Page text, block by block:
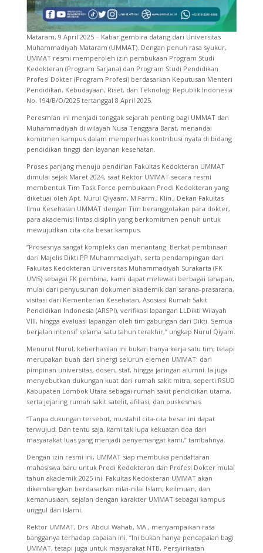
Mataram, 9 April 2025 – Kabar gembira datang dari Universitas
Muhammadiyah Mataram (UMMAT). Dengan penuh rasa syukur,
UMMAT resmi memperoleh izin pembukaan Program Studi
Kedokteran (Program Sarjana) dan Program Studi Pendidikan
Profesi Dokter (Program Profesi) berdasarkan Keputusan Menteri
Pendidikan, Kebudayaan, Riset, dan Teknologi Republik Indonesia
No. 194/B/O/2025 tertanggal 8 April 2025.
Peresmian ini menjadi tonggak sejarah penting bagi UMMAT dan
Muhammadiyah di wilayah Nusa Tenggara Barat, menandai
komitmen kampus dalam memperluas kontribusi nyata di bidang
pendidikan tinggi dan layanan kesehatan.
Proses panjang menuju pendirian Fakultas Kedokteran UMMAT
dimulai sejak Maret 2024, saat Rektor UMMAT secara resmi
membentuk Tim Task Force pembukaan Prodi Kedokteran yang
diketuai oleh Apt. Nurul Qiyaam, M.Farm., Klin., Dekan Fakultas
Ilmu Kesehatan UMMAT dengan Tim beranggotakan para dokter,
para akademisi lintas disiplin yang berkomitmen penuh untuk
mewujudkan cita-cita besar kampus.
“Prosesnya sangat kompleks dan menantang. Berkat pembinaan
dari Majelis Dikti PP Muhammadiyah, serta pendampingan dari
Fakultas Kedokteran Universitas Muhammadiyah Surakarta (FK
UMS) sebagai FK pembina, kami dapat melewati berbagai tahapan,
mulai dari penyusunan dokumen akademik dan sarana-prasarana,
visitasi dari Kementerian Kesehatan, Asosiasi Rumah Sakit
Pendidikan Indonesia (ARSPI), verifikasi lapangan LLDikti Wilayah
VIII, hingga evaluasi lapangan oleh tim gabungan dari Dikti. Semua
berjalan intensif selama satu tahun terakhir,” ungkap Nurul Qiyam.
Menurut Nurul, keberhasilan ini bukan hanya kerja satu tim, tetapi
merupakan buah dari sinergi seluruh elemen UMMAT: dari
pimpinan universitas, dosen, staf, hingga jaringan alumni. Ia juga
menyebutkan dukungan kuat dari rumah sakit mitra, seperti RSUD
Kabupaten Lombok Utara sebagai rumah sakit pendidikan utama,
serta jejaring rumah sakit satelit, afiliasi, dan puskesmas.
“Tanpa dukungan tersebut, mustahil cita-cita besar ini dapat
terwujud. Dan tentu saja, kami tak lupa kekuatan doa dari
masyarakat luas yang menjadi penyemangat kami,” tambahnya.
Dengan izin resmi ini, UMMAT siap membuka pendaftaran
mahasiswa baru untuk Prodi Kedokteran dan Profesi Dokter mulai
tahun akademik 2025 ini. Fakultas Kedokteran UMMAT akan
dikembangkan berdasarkan nilai-nilai Islam, keilmuan, dan
kemanusiaan, sejalan dengan karakter UMMAT sebagai kampus
unggul dan Islami.
Rektor UMMAT, Drs. Abdul Wahab, MA., menyampaikan rasa
bangganya terhadap capaian ini. “Ini bukan hanya pencapaian bagi
UMMAT, tetapi juga untuk masyarakat NTB, Persyirikatan